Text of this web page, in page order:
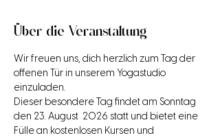
Über die Veranstaltung
Wir freuen uns, dich herzlich zum Tag der
offenen Tür in unserem Yogastudio
einzuladen.
Dieser besondere Tag findet am Sonntag
den 23. August  2026 statt und bietet eine
Fülle an kostenlosen Kursen und